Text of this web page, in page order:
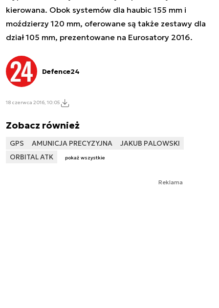
kierowana. Obok systemów dla haubic 155 mm i
moździerzy 120 mm, oferowane są także zestawy dla
dział 105 mm, prezentowane na Eurosatory 2016.
Defence24
18 czerwca 2016, 10:05
Zobacz również
GPS AMUNICJA PRECYZYJNA
JAKUB PALOWSKI
ORBITAL ATK
pokaż wszystkie
Reklama